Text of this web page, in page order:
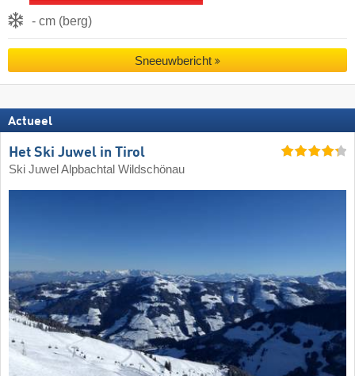
- cm (berg)
Sneeuwbericht
Actueel
Het Ski Juwel in Tirol
Ski Juwel Alpbachtal Wildschönau